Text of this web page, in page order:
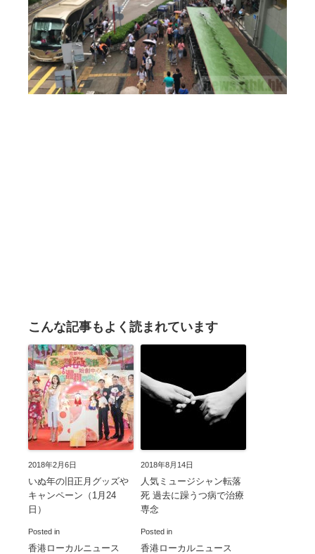
こんな記事もよく読まれています
2018年2月6日
いぬ年の旧正月グッズや
キャンペーン（1月24
日）
Posted in
香港ローカルニュース
2018年8月14日
人気ミュージシャン転落
死 過去に躁うつ病で治療
専念
Posted in
香港ローカルニュース